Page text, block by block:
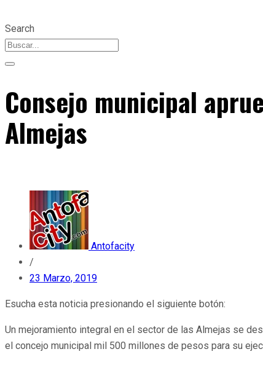
Search
Consejo municipal
Almejas
Antofacity
/
23 Marzo, 2019
Esucha esta noticia presionando el siguiente botón:
Un mejoramiento integral en el sector de las Almejas se
el concejo municipal mil 500 millones de pesos para su